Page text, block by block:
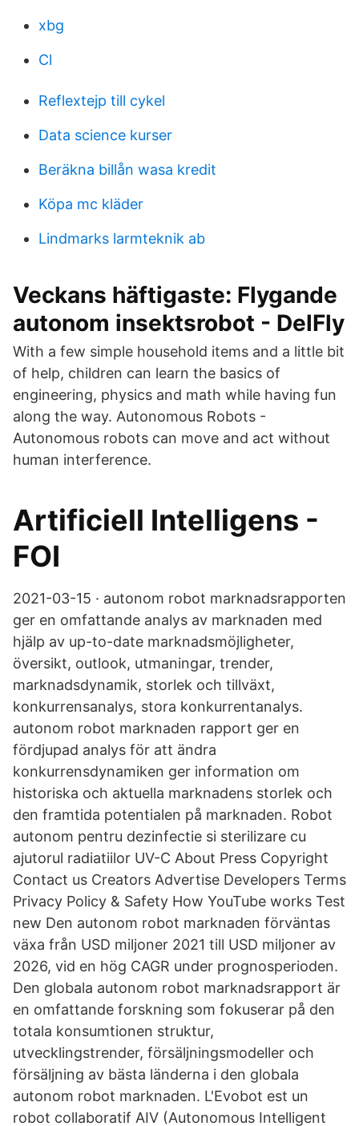
xbg
Cl
Reflextejp till cykel
Data science kurser
Beräkna billån wasa kredit
Köpa mc kläder
Lindmarks larmteknik ab
Veckans häftigaste: Flygande
autonom insektsrobot - DelFly
With a few simple household items and a little bit
of help, children can learn the basics of
engineering, physics and math while having fun
along the way. Autonomous Robots -
Autonomous robots can move and act without
human interference.
Artificiell Intelligens -
FOI
2021-03-15 · autonom robot marknadsrapporten
ger en omfattande analys av marknaden med
hjälp av up-to-date marknadsmöjligheter,
översikt, outlook, utmaningar, trender,
marknadsdynamik, storlek och tillväxt,
konkurrensanalys, stora konkurrentanalys.
autonom robot marknaden rapport ger en
fördjupad analys för att ändra
konkurrensdynamiken ger information om
historiska och aktuella marknadens storlek och
den framtida potentialen på marknaden. Robot
autonom pentru dezinfectie si sterilizare cu
ajutorul radiatiilor UV-C About Press Copyright
Contact us Creators Advertise Developers Terms
Privacy Policy & Safety How YouTube works Test
new Den autonom robot marknaden förväntas
växa från USD miljoner 2021 till USD miljoner av
2026, vid en hög CAGR under prognosperioden.
Den globala autonom robot marknadsrapport är
en omfattande forskning som fokuserar på den
totala konsumtionen struktur,
utvecklingstrender, försäljningsmodeller och
försäljning av bästa länderna i den globala
autonom robot marknaden. L'Evobot est un
robot collaboratif AIV (Autonomous Intelligent